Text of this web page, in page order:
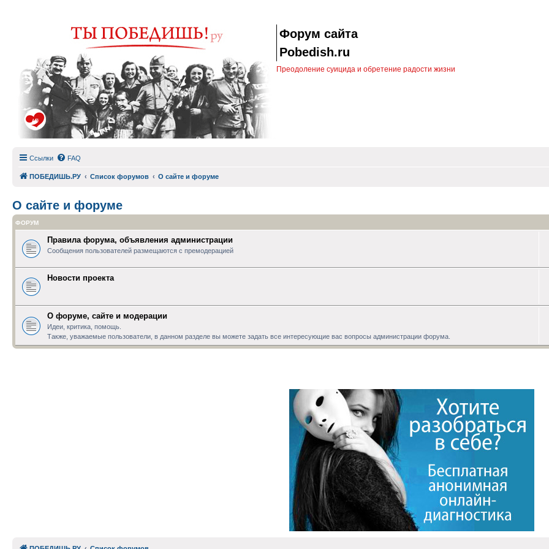
Форум сайта
Pobedish.ru
Преодоление суицида и обретение радости жизни
Ссылки FAQ
ПОБЕДИШЬ.РУ Список форумов О сайте и форуме
О сайте и форуме
ФОРУМ
Правила форума, объявления администрации
Сообщения пользователей размещаются с премодерацией
Новости проекта
О форуме, сайте и модерации
Идеи, критика, помощь.
Также, уважаемые пользователи, в данном разделе вы можете задать все интересующие вас вопросы администрации форума.